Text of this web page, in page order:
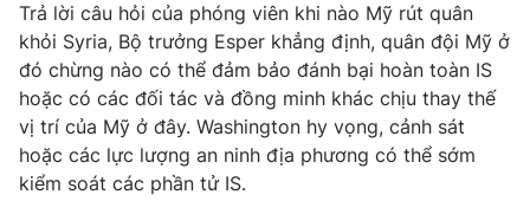
Hậu trường
Nhân vật
Khán giả
Giải sao mai
Điện ảnh
Âm nhạc
Sao
Đời sống
Du lịch
Làm đẹp
Giáo dục
Tuyển sinh
Công nghệ
Trả lời câu hỏi của phóng viên khi nào Mỹ rút quân
khỏi Syria, Bộ trưởng Esper khẳng định, quân đội Mỹ ở
đó chừng nào có thể đảm bảo đánh bại hoàn toàn IS
hoặc có các đối tác và đồng minh khác chịu thay thế
vị trí của Mỹ ở đây. Washington hy vọng, cảnh sát
hoặc các lực lượng an ninh địa phương có thể sớm
kiểm soát các phần tử IS.